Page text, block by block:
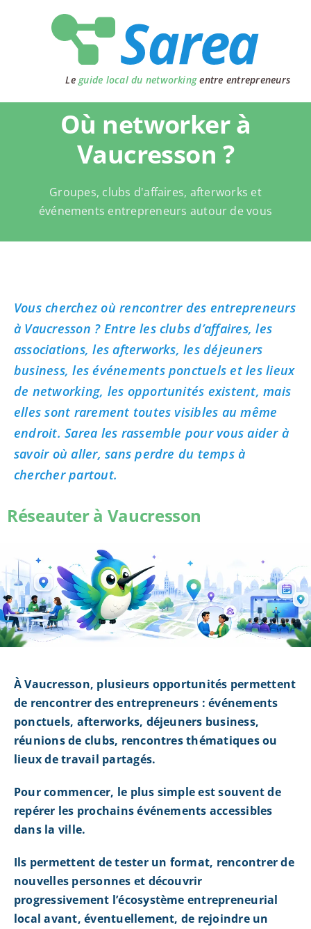
Le guide local du networkingentre entrepreneurs
Où networker à
Vaucresson ?
Groupes, clubs d'affaires, afterworks et
événements entrepreneurs autour de vous
Vous cherchez où rencontrer des entrepreneurs
à Vaucresson ? Entre les clubs d’affaires, les
associations, les afterworks, les déjeuners
business, les événements ponctuels et les lieux
de networking, les opportunités existent, mais
elles sont rarement toutes visibles au même
endroit. Sarea les rassemble pour vous aider à
savoir où aller, sans perdre du temps à
chercher partout.
Réseauter à Vaucresson
À Vaucresson, plusieurs opportunités permettent
de rencontrer des entrepreneurs : événements
ponctuels, afterworks, déjeuners business,
réunions de clubs, rencontres thématiques ou
lieux de travail partagés.
Pour commencer, le plus simple est souvent de
repérer les prochains événements accessibles
dans la ville.
Ils permettent de tester un format, rencontrer de
nouvelles personnes et découvrir
progressivement l’écosystème entrepreneurial
local avant, éventuellement, de rejoindre un